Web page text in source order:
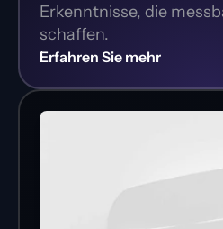
Erkenntnisse, die
schaffen.
Erfahren Sie mehr